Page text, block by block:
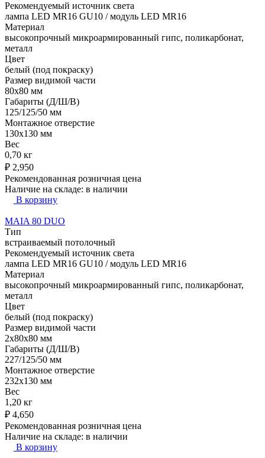
Рекомендуемый источник света
лампа LED MR16 GU10 / модуль LED MR16
Материал
высокопрочный микроармированный гипс, поликарбонат,
металл
Цвет
белый (под покраску)
Размер видимой части
80х80 мм
Габариты (Д/Ш/В)
125/125/50 мм
Монтажное отверстие
130x130 мм
Вес
0,70 кг
₽ 2,950
Рекомендованная розничная цена
Наличие на складе: в наличии
В корзину
MAIA 80 DUO
Тип
встраиваемый потолочный
Рекомендуемый источник света
лампа LED MR16 GU10 / модуль LED MR16
Материал
высокопрочный микроармированный гипс, поликарбонат,
металл
Цвет
белый (под покраску)
Размер видимой части
2x80x80 мм
Габариты (Д/Ш/В)
227/125/50 мм
Монтажное отверстие
232x130 мм
Вес
1,20 кг
₽ 4,650
Рекомендованная розничная цена
Наличие на складе: в наличии
В корзину